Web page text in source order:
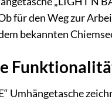
für den Weg zur
bekannten
Umhängetasche